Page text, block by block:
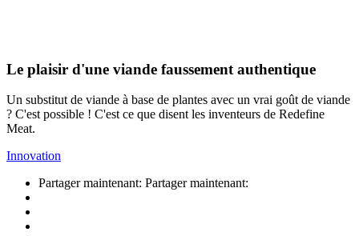
Le plaisir d'une viande faussement authentique
Un substitut de viande à base de plantes avec un vrai goût de viande
? C'est possible ! C'est ce que disent les inventeurs de Redefine
Meat.
Innovation
Partager maintenant: Partager maintenant: